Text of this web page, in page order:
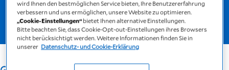
Versorgungslücken im Nährstoffbedarf
decken. Mehr erfahren.
wird Ihnen den bestmöglichen Service bieten, Ihre Benutzererfahrung
verbessern und uns ermöglichen, unsere Website zu optimieren.
„Cookie-Einstellungen“ bietet Ihnen alternative Einstellungen.
Bitte beachten Sie, dass Cookie-Opt-out-Einstellungen ihres Browsers
nicht berücksichtigt werden. Weitere Informationen finden Sie in
unserer Datenschutz- und Cookie-Erklärung